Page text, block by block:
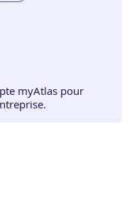
myAtlas pour